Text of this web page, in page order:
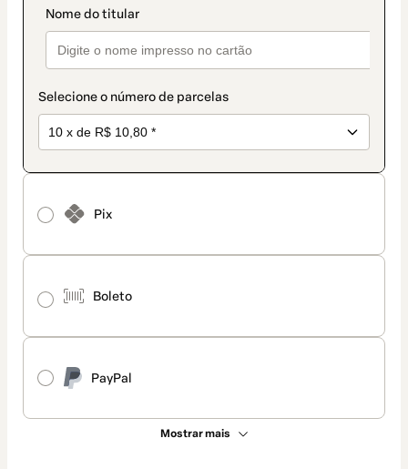
Selecione o número de parcelas
Pix
Boleto
PayPal
Mostrar mais